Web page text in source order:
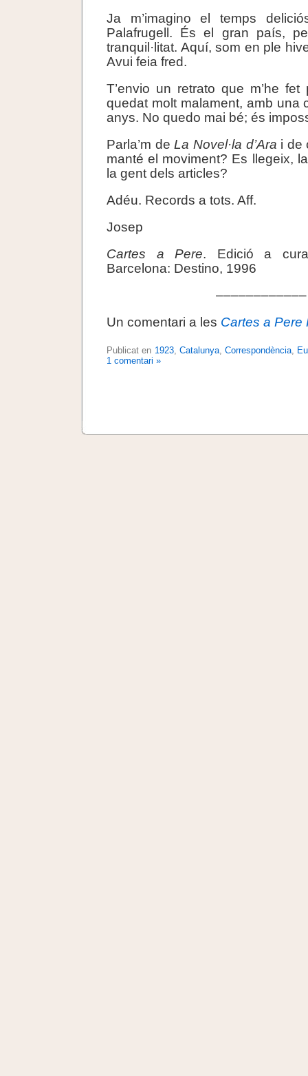
Ja m’imagino el temps
Palafrugell. És el gran país,
tranquil·litat. Aquí, som en ple
Avui feia fred.
T’envio un retrato que m’he
quedat molt malament, amb una
anys. No quedo mai bé; és
Parla’m deLa Novel·la d’Ara i de
manté el moviment? Es llegeix,
la gent dels articles?
Adéu. Records a tots. Aff.
Josep
Cartes a Pere. Edició a
Barcelona: Destino, 1996
––––––––––––
Un comentari a les Cartes a Pere
Publicat en 1923, Catalunya, Correspondència,
1 comentari »